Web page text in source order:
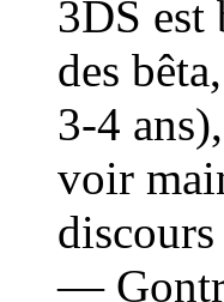
3DS est
des
3-4
voir
—